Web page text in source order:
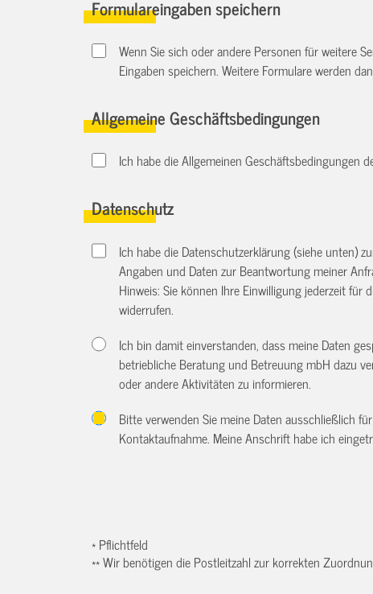
Formulareingaben speichern
Wenn Sie sich oder andere Personen für weitere
Eingaben speichern. Weitere Formulare werden
Allgemeine Geschäftsbedingungen
Ich habe die Allgemeinen Geschäftsbedingungen
Datenschutz
Ich habe die Datenschutzerklärung (siehe unten)
Angaben und Daten zur Beantwortung meiner
Hinweis: Sie können Ihre Einwilligung jederzeit für
widerrufen.
Ich bin damit einverstanden, dass meine Daten
betriebliche Beratung und Betreuung mbH dazu
oder andere Aktivitäten zu informieren.
Bitte verwenden Sie meine Daten ausschließlich
Kontaktaufnahme. Meine Anschrift habe ich
* Pflichtfeld
** Wir benötigen die Postleitzahl zur korrekten